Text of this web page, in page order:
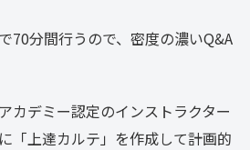
70分間行うので、密度の濃いQ&A
カデミー認定のインストラクター
「上達カルテ」を作成して計画的